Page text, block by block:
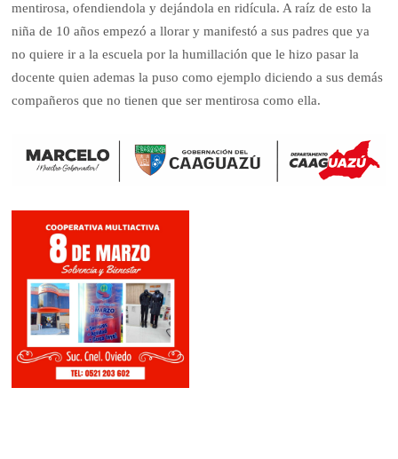
mentirosa, ofendiendola y dejándola en ridícula. A raíz de esto la
niña de 10 años empezó a llorar y manifestó a sus padres que ya
no quiere ir a la escuela por la humillación que le hizo pasar la
docente quien ademas la puso como ejemplo diciendo a sus demás
compañeros que no tienen que ser mentirosa como ella.